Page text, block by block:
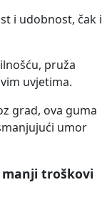
i udobnost, čak i
pruža
uvjetima.
grad, ova guma
umor
manji troškovi